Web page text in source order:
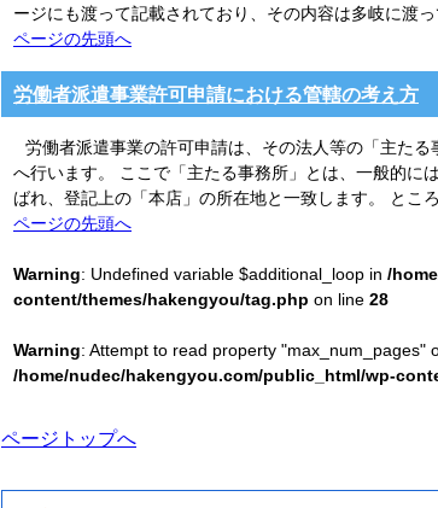
ージにも渡って記載されており、その内容は多岐に渡
ページの先頭へ
労働者派遣事業許可申請における管轄の考え方
労働者派遣事業の許可申請は、その法人等の「主た
へ行います。 ここで「主たる事務所」とは、一般的に
ばれ、登記上の「本店」の所在地と一致します。 とこ
ページの先頭へ
Warning: Undefined variable $additional_loop in /
content/themes/hakengyou/tag.php on line 28
Warning: Attempt to read property "max_num_pages"
/home/nudec/hakengyou.com/public_html/wp-
ページトップへ